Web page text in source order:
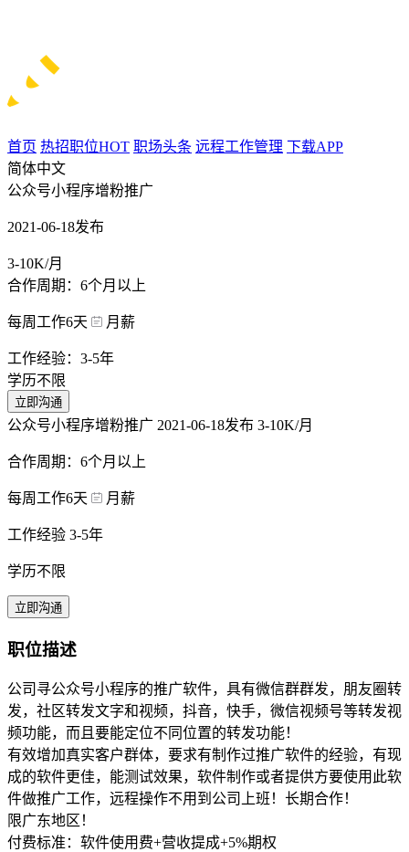
首页 热招职位HOT 职场头条 远程工作管理 下载APP
简体中文
公众号小程序增粉推广
2021-06-18发布
3-10K/月
合作周期：6个月以上
每周工作6天 月薪
工作经验：3-5年
学历不限
立即沟通
公众号小程序增粉推广 2021-06-18发布 3-10K/月
合作周期：6个月以上
每周工作6天 月薪
工作经验 3-5年
学历不限
立即沟通
职位描述
公司寻公众号小程序的推广软件，具有微信群群发，朋友圈转
发，社区转发文字和视频，抖音，快手，微信视频号等转发视
频功能，而且要能定位不同位置的转发功能！
有效增加真实客户群体，要求有制作过推广软件的经验，有现
成的软件更佳，能测试效果，软件制作或者提供方要使用此软
件做推广工作，远程操作不用到公司上班！长期合作！
限广东地区！
付费标准：软件使用费+营收提成+5%期权